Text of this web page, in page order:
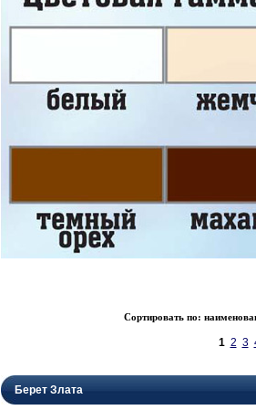
Сортировать по:
1 2 3
Берет Злата